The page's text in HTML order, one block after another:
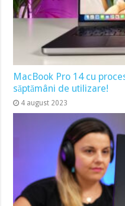
MacBook Pro 14 cu
săptămâni de utilizare!
4 august 2023